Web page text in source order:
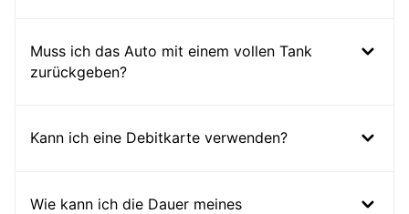
Muss ich das Auto mit einem vollen Tank
zurückgeben?
Kann ich eine Debitkarte verwenden?
Wie kann ich die Dauer meines